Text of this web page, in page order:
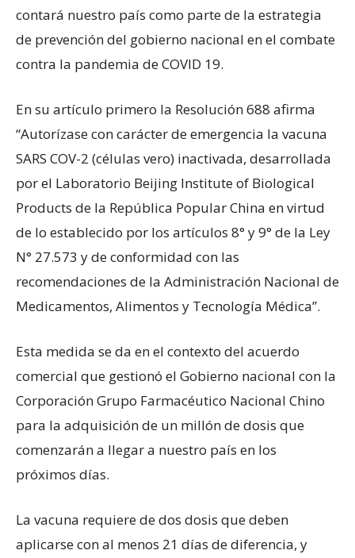
contará nuestro país como parte de la estrategia
de prevención del gobierno nacional en el combate
contra la pandemia de COVID 19.
En su artículo primero la Resolución 688 afirma
“Autorízase con carácter de emergencia la vacuna
SARS COV-2 (células vero) inactivada, desarrollada
por el Laboratorio Beijing Institute of Biological
Products de la República Popular China en virtud
de lo establecido por los artículos 8° y 9° de la Ley
N° 27.573 y de conformidad con las
recomendaciones de la Administración Nacional de
Medicamentos, Alimentos y Tecnología Médica”.
Esta medida se da en el contexto del acuerdo
comercial que gestionó el Gobierno nacional con la
Corporación Grupo Farmacéutico Nacional Chino
para la adquisición de un millón de dosis que
comenzarán a llegar a nuestro país en los
próximos días.
La vacuna requiere de dos dosis que deben
aplicarse con al menos 21 días de diferencia, y